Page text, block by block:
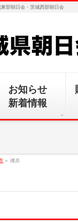
部朝日会・茨城西部朝日会
お知らせ
新着情報
» 磯原